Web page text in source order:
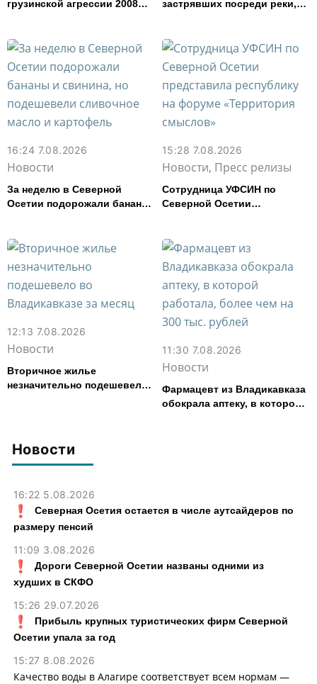
Новости
16:22 5.08.2026
Северная Осетия остается в числе аутсайдеров по
размеру пенсий
11:09 3.08.2026
Дороги Северной Осетии названы одними из
худших в СКФО
15:26 29.07.2026
Прибыль крупных туристических фирм Северной
Осетии упала за год
15:27 8.08.2026
Качество воды в Алагире соответствует всем нормам —
грузинской агрессии 2008
застрявших посреди реки,
16:24 7.08.2026
Новости
За неделю в Северной
Осетии подорожали бананы
картофель
15:28 7.08.2026
Новости, Пресс релизы
Сотрудница УФСИН по
Северной Осетии
смыслов»
12:13 7.08.2026
Новости
Вторичное жилье
незначительно подешевело
11:30 7.08.2026
Новости
Фармацевт из Владикавказа
обокрала аптеку, в которой